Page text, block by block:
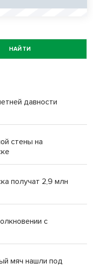
НАЙТИ
давности
стены на
получат 2,9 млн
с
мяч нашли под